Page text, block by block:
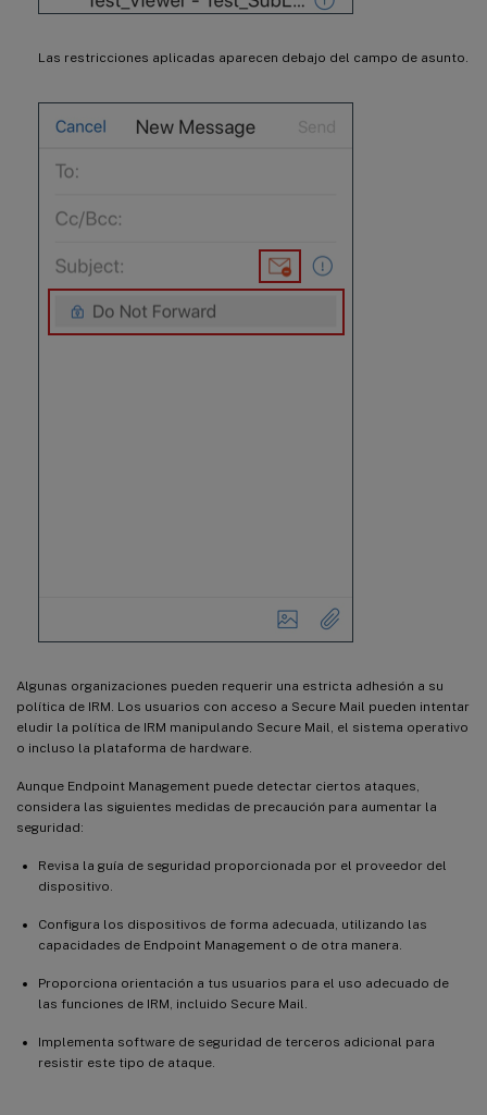
Las restricciones aplicadas aparecen debajo del campo de asunto.
Algunas organizaciones pueden requerir una estricta adhesión a su
política de IRM. Los usuarios con acceso a Secure Mail pueden intentar
eludir la política de IRM manipulando Secure Mail, el sistema operativo
o incluso la plataforma de hardware.
Aunque Endpoint Management puede detectar ciertos ataques,
considera las siguientes medidas de precaución para aumentar la
seguridad:
Revisa la guía de seguridad proporcionada por el proveedor del
dispositivo.
Configura los dispositivos de forma adecuada, utilizando las
capacidades de Endpoint Management o de otra manera.
Proporciona orientación a tus usuarios para el uso adecuado de
las funciones de IRM, incluido Secure Mail.
Implementa software de seguridad de terceros adicional para
resistir este tipo de ataque.